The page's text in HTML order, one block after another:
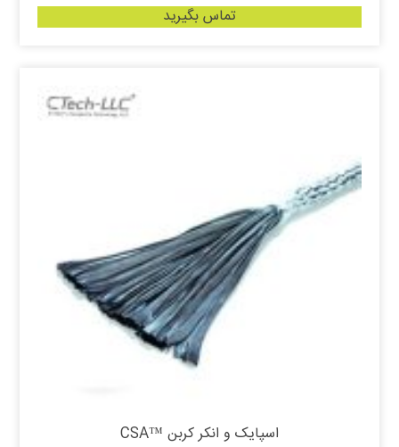
تماس بگیرید
اسپایک و انکر کربن ™CSA